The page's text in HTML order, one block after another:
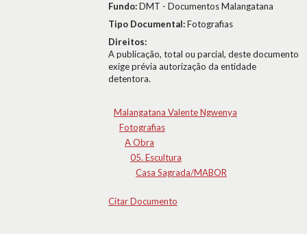
Fundo:DMT - Documentos Malangatana
Tipo Documental:Fotografias
Direitos:
A publicação, total ou parcial, deste documento
exige prévia autorização da entidade
detentora.
Malangatana Valente Ngwenya
Fotografias
A Obra
05. Escultura
Casa Sagrada/MABOR
Citar Documento